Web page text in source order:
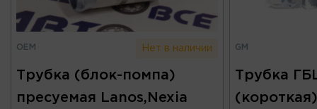
OEM Нет в наличии
Трубка (блок-помпа)
пресуемая Lanos,Nexia
GM
Трубка